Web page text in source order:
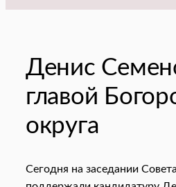
Денис
главой
округа
Сегодня на заседании